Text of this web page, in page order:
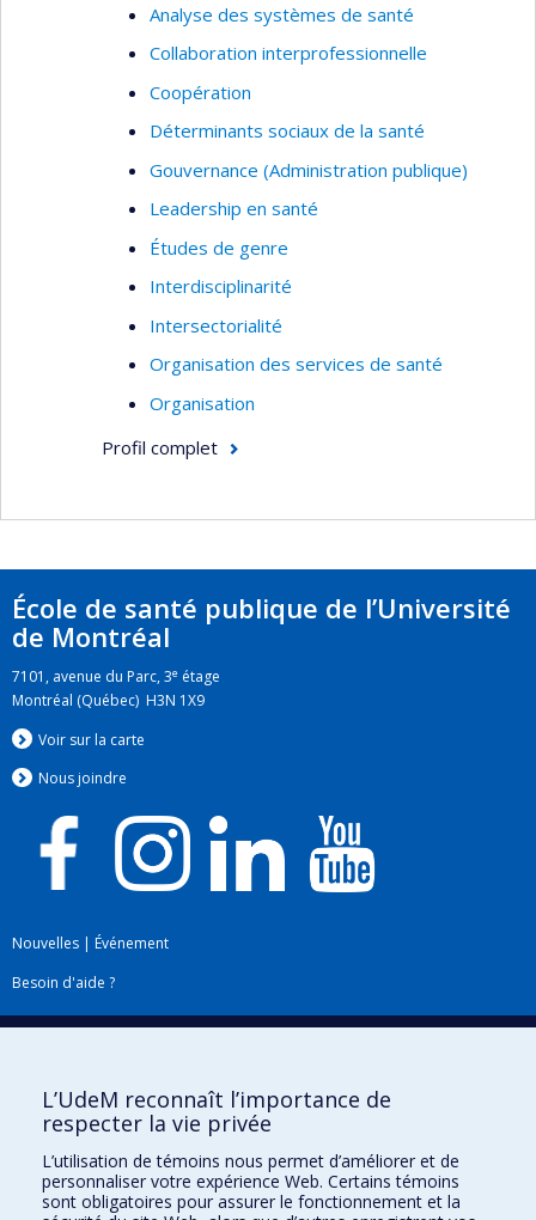
Analyse des systèmes de santé
Collaboration interprofessionnelle
Coopération
Déterminants sociaux de la santé
Gouvernance (Administration publique)
Leadership en santé
Études de genre
Interdisciplinarité
Intersectorialité
Organisation des services de santé
Organisation
Profil complet
École de santé publique de l’Université
de Montréal
7101, avenue du Parc, 3e étage
Montréal (Québec) H3N 1X9
Voir sur la carte
Nous joindre
Nouvelles | Événement
Besoin d'aide ?
Plan du site|Accessibilité
Téléchargez les logos de l'ESPUM
L’UdeM reconnaît l’importance de
respecter la vie privée
L’utilisation de témoins nous permet d’améliorer et de
personnaliser votre expérience Web. Certains témoins
sont obligatoires pour assurer le fonctionnement et la